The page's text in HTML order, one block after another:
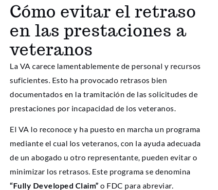
Cómo evitar el retraso
en las prestaciones a
veteranos
La VA carece lamentablemente de personal y recursos
suficientes. Esto ha provocado retrasos bien
documentados en la tramitación de las solicitudes de
prestaciones por incapacidad de los veteranos.
El VA lo reconoce y ha puesto en marcha un programa
mediante el cual los veteranos, con la ayuda adecuada
de un abogado u otro representante, pueden evitar o
minimizar los retrasos. Este programa se denomina
“Fully Developed Claim” o FDC para abreviar.